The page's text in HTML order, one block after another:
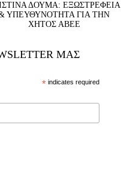
ΔΟΥΜΑ: ΕΞΩΣΤΡΕΦΕΙΑ
ΥΠΕΥΘΥΝΟΤΗΤΑ ΓΙΑ ΤΗΝ
ΧΗΤΟΣ ΑΒΕΕ
ΜΑΣ
*indicates required